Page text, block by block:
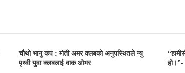
चौथो भानु कप : मोती अमर क्लबको अनुपस्थितले न्यु
पृथ्वी युवा क्लबलाई वाक ओभर
हो।”-